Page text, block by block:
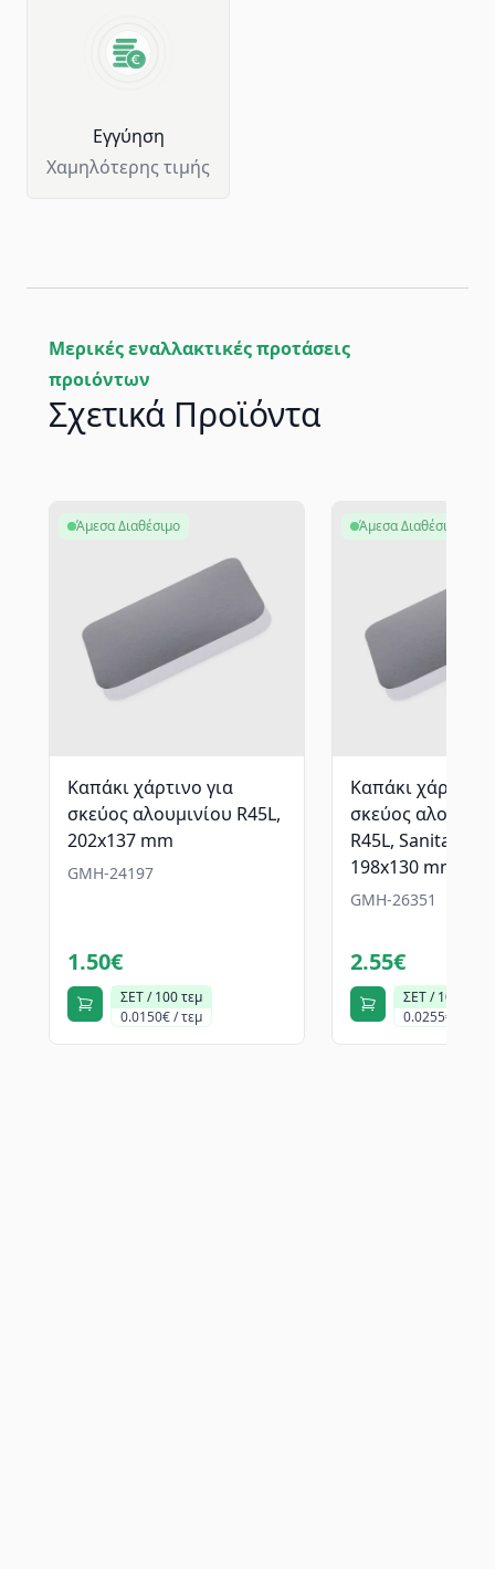
Eγγύηση
Χαμηλότερης τιμής
Μερικές εναλλακτικές προτάσεις
προιόντων
Σχετικά Προϊόντα
Καπάκι χάρτινο για
σκεύος αλουμινίου R45L,
202x137 mm
GMH-24197
1.50€
ΣΕΤ / 100 τεμ
0.0150€ / τεμ
Άμεσα Διαθέσιμο
Καπάκι χάρτινο
σκεύος
R45L, Sanitas
198x130 mm
GMH-26351
2.55€
ΣΕΤ / 100 τεμ
0.0255€ / τεμ
Άμεσα Διαθέσιμο